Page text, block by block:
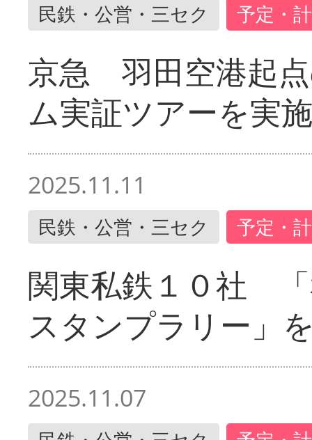
民鉄・公営・三セク 予定・
京急 羽田空港起
ム実証ツアーを実施
2025.11.11
民鉄・公営・三セク 予定・
関東私鉄１０社
スタンプラリー」
2025.11.07